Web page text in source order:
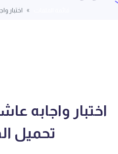
اختبار
اختبار واجابه
تحميل